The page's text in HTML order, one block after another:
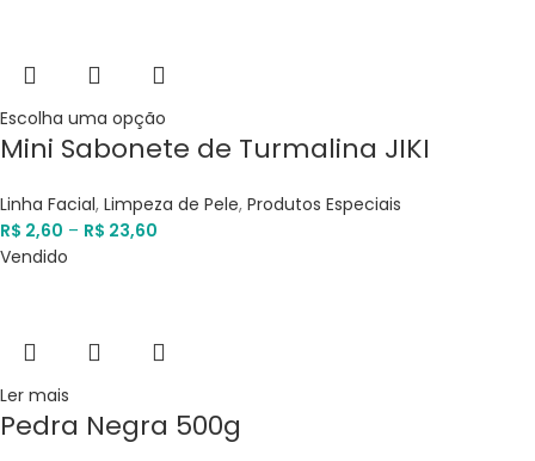
Escolha uma opção
Mini Sabonete de Turmalina JIKI
Linha Facial, Limpeza de Pele, Produtos Especiais
R$ 2,60 – R$ 23,60
Vendido
Ler mais
Pedra Negra 500g